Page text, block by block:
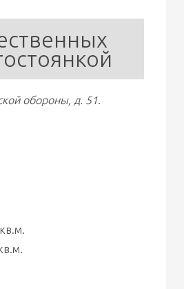
обороны, д. 51.